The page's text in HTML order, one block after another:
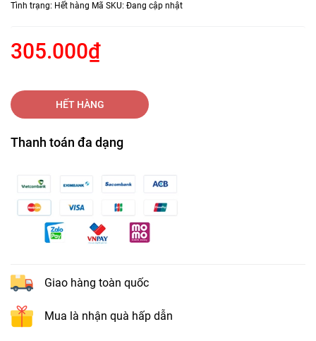
Tình trạng: Hết hàng Mã SKU: Đang cập nhật
305.000₫
HẾT HÀNG
Thanh toán đa dạng
Giao hàng toàn quốc
Mua là nhận quà hấp dẫn